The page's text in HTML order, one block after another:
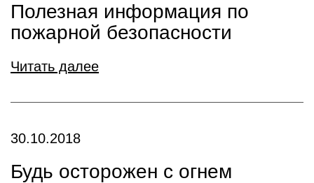
Полезная информация по
пожарной безопасности
Читать далее
30.10.2018
Будь осторожен с огнем